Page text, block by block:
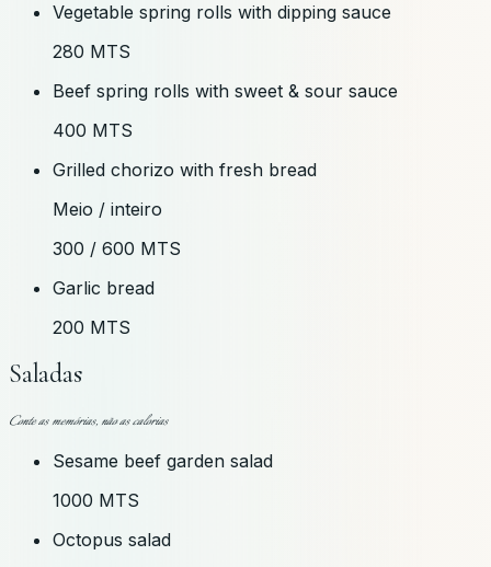
Vegetable spring rolls with dipping sauce
280 MTS
Beef spring rolls with sweet & sour sauce
400 MTS
Grilled chorizo with fresh bread
Meio / inteiro
300 / 600 MTS
Garlic bread
200 MTS
Saladas
Conte as memórias, não as calorias
Sesame beef garden salad
1000 MTS
Octopus salad